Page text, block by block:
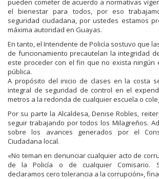
pueden cometer de acuerdo a normativas
el bienestar para todos, por eso
seguridad ciudadana, por ustedes estamos
máxima autoridad en Guayas.
En tanto, el Intendente de Policía sostuvo que
de funcionamiento precautelan la integridad
este proceder con el fin que no exista ningún
pública.
A propósito del inicio de clases en la costa
integral de seguridad de control en el
metros a la redonda de cualquier escuela o
Por su parte la Alcaldesa, Denise Robles,
seguir trabajando por todos los Milagreños.
sobre los avances generados por el
Ciudadana local.
«No teman en denunciar cualquier acto de
de la Policía o de cualquier Comisario.
declaramos cero tolerancia a la corrupción»,